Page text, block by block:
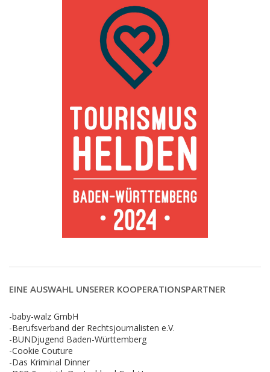
EINE AUSWAHL UNSERER KOOPERATIONSPARTNER
-baby-walz GmbH
-Berufsverband der Rechtsjournalisten e.V.
-BUNDjugend Baden-Württemberg
-Cookie Couture
-Das Kriminal Dinner